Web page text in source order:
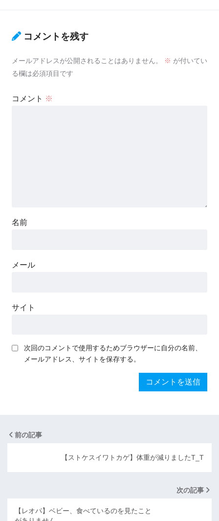
コメントを残す
メールアドレスが公開されることはありません。 ※ が付いてい
る欄は必須項目です
コメント ※
名前
メール
サイト
次回のコメントで使用するためブラウザーに自分の名前、
メールアドレス、サイトを保存する。
前の記事
【ストケスイワトカゲ】体重が減りましたT_T
次の記事
【レオパ】ベビー、食べているのを見たこと